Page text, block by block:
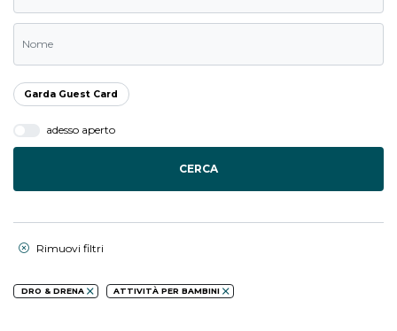
Garda Guest Card
adesso aperto
CERCA
Rimuovi filtri
DRO & DRENA ATTIVITÀ PER BAMBINI